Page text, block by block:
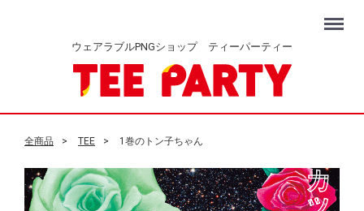
ウェアラブルPNGショップ ティーパーティー
Menu
全商品 TEE 1巻のトン子ちゃん